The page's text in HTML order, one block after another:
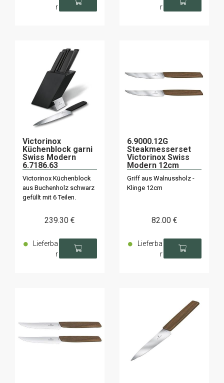
r
r
Victorinox
Küchenblock garni
Swiss Modern
6.7186.63
Victorinox Küchenblock
aus Buchenholz schwarz
gefüllt mit 6 Teilen.
239.30 €
Lieferba
r
6.9000.12G
Steakmesserset
Victorinox Swiss
Modern 12cm
Griff aus Walnussholz -
Klinge 12cm
82.00 €
Lieferba
r